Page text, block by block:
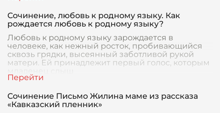
Сочинение, любовь к родному языку. Как
рождается любовь к родному языку?
Любовь к родному языку зарождается в
человеке, как нежный росток, пробивающийся
сквозь грядки, высеянный заботливой рукой
матери. Ей принадлежит первый голос, которым
Сочинение Письмо Жилина маме из рассказа
«Кавказский пленник»